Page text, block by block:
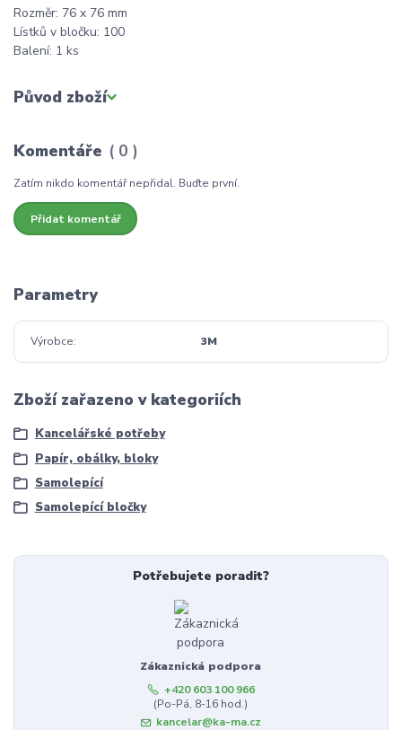
Rozměr: 76 x 76 mm
Lístků v bločku: 100
Balení: 1 ks
Původ zboží
Komentáře 0
Zatím nikdo komentář nepřidal. Buďte první.
Přidat komentář
Parametry
Výrobce 3M
Zboží zařazeno v kategoriích
Kancelářské potřeby
Papír, obálky, bloky
Samolepící
Samolepící bločky
Potřebujete poradit?
Zákaznická podpora
+420 603 100 966
(Po-Pá, 8-16 hod.)
kancelar@ka-ma.cz